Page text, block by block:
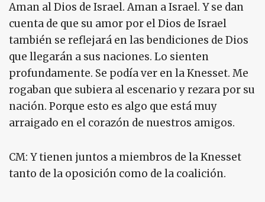
Aman al Dios de Israel. Aman a Israel. Y se dan
cuenta de que su amor por el Dios de Israel
también se reflejará en las bendiciones de Dios
que llegarán a sus naciones. Lo sienten
profundamente. Se podía ver en la Knesset. Me
rogaban que subiera al escenario y rezara por su
nación. Porque esto es algo que está muy
arraigado en el corazón de nuestros amigos.
CM: Y tienen juntos a miembros de la Knesset
tanto de la oposición como de la coalición.